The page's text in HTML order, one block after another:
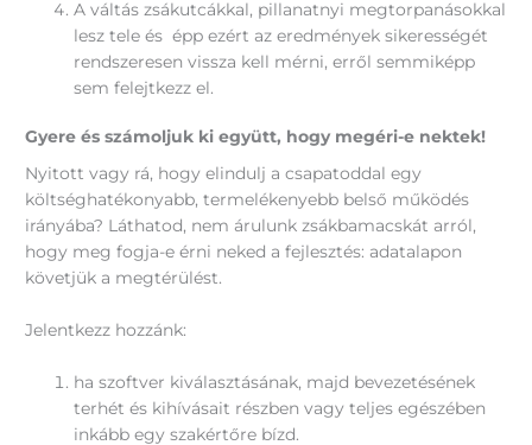
A váltás zsákutcákkal, pillanatnyi megtorpanásokkal
lesz tele és épp ezért az eredmények sikerességét
rendszeresen vissza kell mérni, erről semmiképp
sem felejtkezz el.
Gyere és számoljuk ki együtt, hogy megéri-e nektek!
Nyitott vagy rá, hogy elindulj a csapatoddal egy
költséghatékonyabb, termelékenyebb belső működés
irányába? Láthatod, nem árulunk zsákbamacskát arról,
hogy meg fogja-e érni neked a fejlesztés: adatalapon
követjük a megtérülést.
Jelentkezz hozzánk:
ha szoftver kiválasztásának, majd bevezetésének
terhét és kihívásait részben vagy teljes egészében
inkább egy szakértőre bízd.